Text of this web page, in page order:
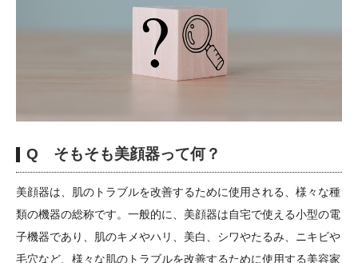
Q そもそも美顔器って何？
美顔器は、肌のトラブルを改善するために使用される、様々な種
類の機器の総称です。一般的に、美顔器は自宅で使える小型の電
子機器であり、肌のキメやハリ、美白、シワやたるみ、ニキビや
毛穴など、様々な肌のトラブルを改善するために使用する美容家